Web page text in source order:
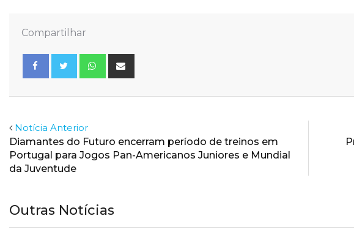
Compartilhar
Whatsapp
Notícia Anterior
Diamantes do Futuro encerram período de treinos em
Portugal para Jogos Pan-Americanos Juniores e Mundial
da Juventude
Outras Notícias